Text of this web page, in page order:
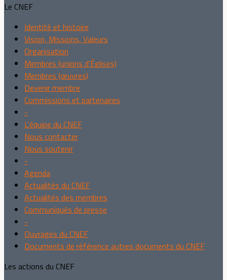
Le CNEF
Identité et histoire
Vision, Missions, Valeurs
Organisation
Membres (unions d'Églises)
Membres (œuvres)
Devenir membre
Commissions et partenaires
-
L'équipe du CNEF
Nous contacter
Nous soutenir
-
Agenda
Actualités du CNEF
Actualités des membres
Communiqués de presse
-
Ouvrages du CNEF
Documents de référence autres documents du CNEF
Les actions du CNEF